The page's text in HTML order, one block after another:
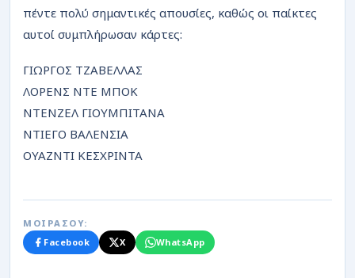
πέντε πολύ σημαντικές απουσίες, καθώς οι παίκτες
αυτοί συμπλήρωσαν κάρτες:
ΓΙΩΡΓΟΣ ΤΖΑΒΕΛΛΑΣ
ΛΟΡΕΝΣ ΝΤΕ ΜΠΟΚ
ΝΤΕΝΖΕΛ ΓΙΟΥΜΠΙΤΑΝΑ
ΝΤΙΕΓΟ ΒΑΛΕΝΣΙΑ
ΟΥΑΖΝΤΙ ΚΕΣΧΡΙΝΤΑ
ΜΟΙΡΑΣΟΥ:
Facebook
X WhatsApp